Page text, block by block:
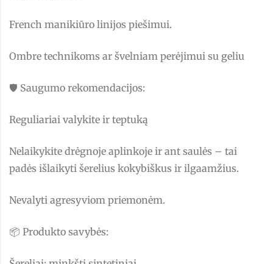
French manikiūro linijos piešimui.
Ombre technikoms ar švelniam perėjimui su geliu
🛡️ Saugumo rekomendacijos:
Reguliariai valykite ir teptuką
Nelaikykite drėgnoje aplinkoje ir ant saulės – tai
padės išlaikyti šerelius kokybiškus ir ilgaamžius.
Nevalyti agresyviom priemonėm.
📦 Produkto savybės: